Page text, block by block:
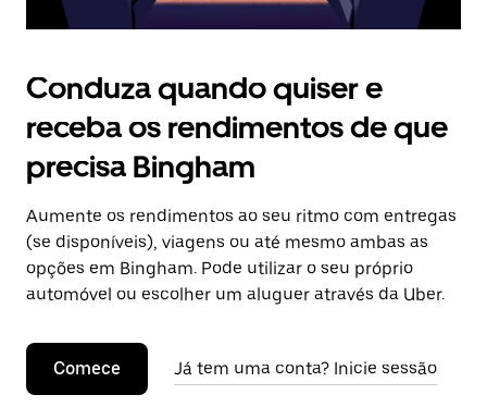
Conduza quando quiser e
receba os rendimentos de que
precisa Bingham
Aumente os rendimentos ao seu ritmo com entregas
(se disponíveis), viagens ou até mesmo ambas as
opções em Bingham. Pode utilizar o seu próprio
automóvel ou escolher um aluguer através da Uber.
Comece Já tem uma conta? Inicie sessão